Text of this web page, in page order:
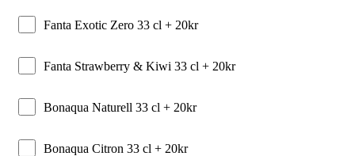
Fanta Exotic Zero 33 cl + 20kr
Fanta Strawberry & Kiwi 33 cl + 20kr
Bonaqua Naturell 33 cl + 20kr
Bonaqua Citron 33 cl + 20kr